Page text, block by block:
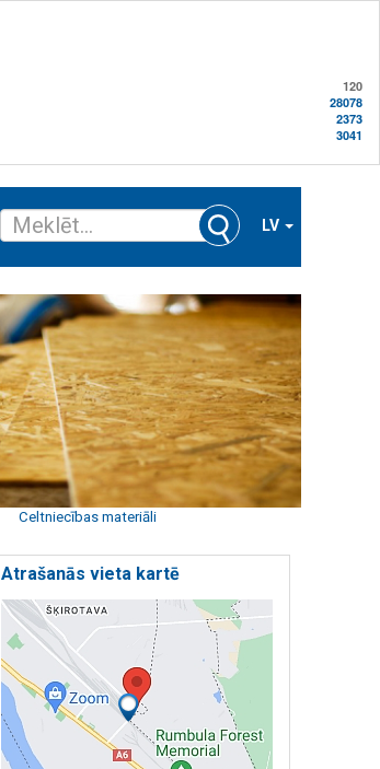
120
28078
2373
3041
LV
Celtniecības materiāli
Atrašanās vieta kartē